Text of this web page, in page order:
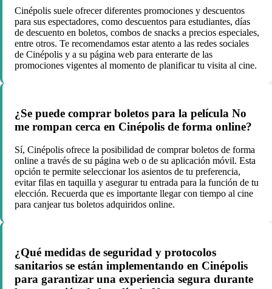
Cinépolis suele ofrecer diferentes promociones y descuentos
para sus espectadores, como descuentos para estudiantes, días
de descuento en boletos, combos de snacks a precios especiales,
entre otros. Te recomendamos estar atento a las redes sociales
de Cinépolis y a su página web para enterarte de las
promociones vigentes al momento de planificar tu visita al cine.
¿Se puede comprar boletos para la película No
me rompan cerca en Cinépolis de forma online?
Sí, Cinépolis ofrece la posibilidad de comprar boletos de forma
online a través de su página web o de su aplicación móvil. Esta
opción te permite seleccionar los asientos de tu preferencia,
evitar filas en taquilla y asegurar tu entrada para la función de tu
elección. Recuerda que es importante llegar con tiempo al cine
para canjear tus boletos adquiridos online.
¿Qué medidas de seguridad y protocolos
sanitarios se están implementando en Cinépolis
para garantizar una experiencia segura durante